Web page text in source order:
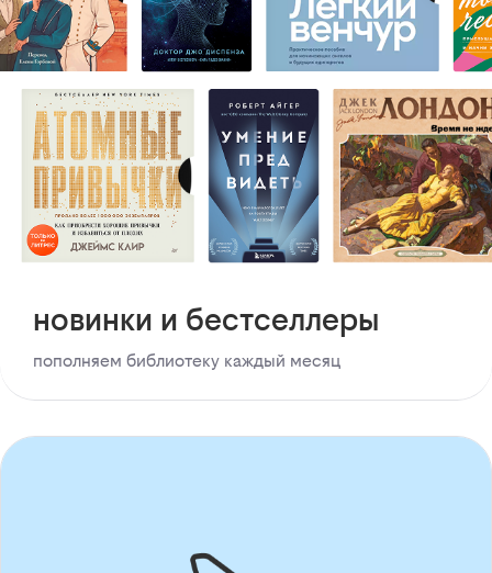
новинки и бестселлеры
пополняем библиотеку каждый месяц